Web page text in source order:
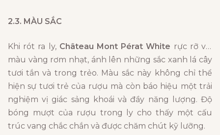
2.3. MÀU SẮC
Khi rót ra ly, Château Mont Pérat White rực rỡ với
màu vàng rơm nhạt, ánh lên những sắc xanh lá cây
tươi tắn và trong trẻo. Màu sắc này không chỉ thể
hiện sự tươi trẻ của rượu mà còn báo hiệu một trải
nghiệm vị giác sảng khoái và đầy năng lượng. Độ
bóng mượt của rượu trong ly cho thấy một cấu
trúc vang chắc chắn và được chăm chút kỹ lưỡng.